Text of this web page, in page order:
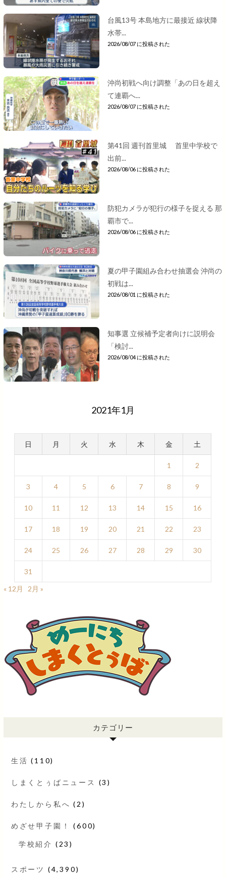
台風13号 本島地方に最接近 線状降
水帯...
2026/08/07 に投稿された
沖尚初戦へ向け調整「あの日を超え
て連覇へ...
2026/08/07 に投稿された
第41回 週刊首里城 首里中学校で
出前...
2026/08/06 に投稿された
防犯カメラが犯行の様子を捉える 那
覇市で...
2026/08/06 に投稿された
夏の甲子園組み合わせ抽選会 沖尚の
初戦は...
2026/08/01 に投稿された
知事選 立候補予定者向けに説明会
「検討...
2026/08/04 に投稿された
2021年1月
日 月 火 水 木 金 土
1 2
3 4 5 6 7 8 9
10 11 12 13 14 15 16
17 18 19 20 21 22 23
24 25 26 27 28 29 30
31
« 12月
2月 »
カテゴリー
生活 (110)
しまくとぅばニュース (3)
わたしから私へ (2)
めざせ甲子園！ (600)
学校紹介 (23)
スポーツ (4,390)